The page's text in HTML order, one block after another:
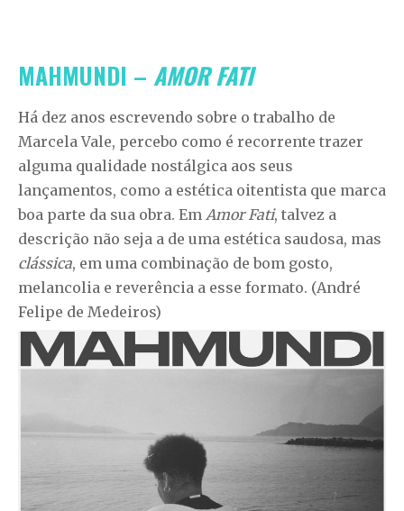
MAHMUNDI – AMOR FATI
Há dez anos escrevendo sobre o trabalho de
Marcela Vale, percebo como é recorrente trazer
alguma qualidade nostálgica aos seus
lançamentos, como a estética oitentista que marca
boa parte da sua obra. Em Amor Fati, talvez a
descrição não seja a de uma estética saudosa, mas
clássica, em uma combinação de bom gosto,
melancolia e reverência a esse formato. (André
Felipe de Medeiros)